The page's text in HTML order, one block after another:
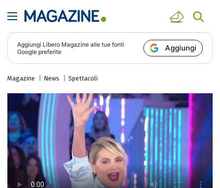
Aggiungi Libero Magazine alle tue fonti
Google preferite
Aggiungi
Magazine News Spettacoli